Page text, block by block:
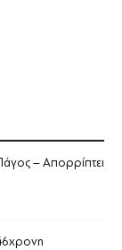
– Απορρίπτει